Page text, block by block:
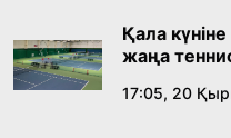
18:59, 20 Шілде 2026
Жасанды интеллект:
Қала
жаңа
17:05, 20